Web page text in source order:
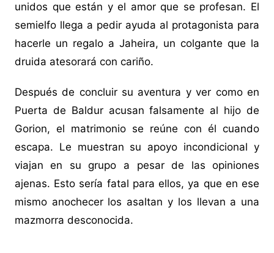
unidos que están y el amor que se profesan. El
semielfo llega a pedir ayuda al protagonista para
hacerle un regalo a Jaheira, un colgante que la
druida atesorará con cariño.
Después de concluir su aventura y ver como en
Puerta de Baldur acusan falsamente al hijo de
Gorion, el matrimonio se reúne con él cuando
escapa. Le muestran su apoyo incondicional y
viajan en su grupo a pesar de las opiniones
ajenas. Esto sería fatal para ellos, ya que en ese
mismo anochecer los asaltan y los llevan a una
mazmorra desconocida.